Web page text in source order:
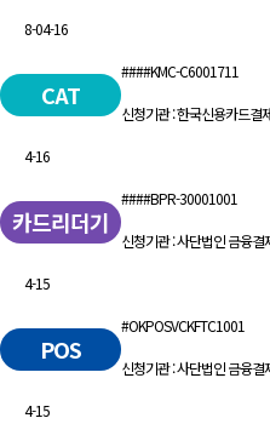
8-04-16
CAT
####KMC-C6001711
신청기관 : 한국신용카드결
4-16
카드리더기
####BPR-30001001
신청기관 : 사단법인 금융
4-15
POS
#OKPOSVCKFTC1001
신청기관 : 사단법인 금융
4-15